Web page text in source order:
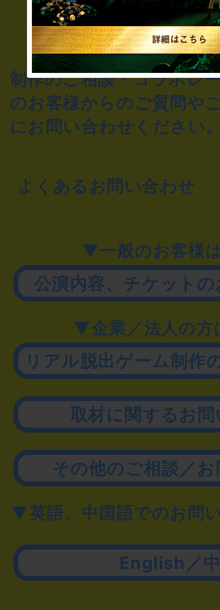
制作のご相談・コラボレ
のお客様からのご質問や
にお問い合わせください
よくあるお問い合わせ
▼一般のお客様
公演内容、チケット
▼企業／法人の方
リアル脱出ゲーム制作
取材に関するお
その他のご相談／
▼英語、中国語でのお問
English／